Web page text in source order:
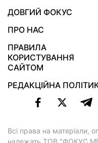
ДОВГИЙ ФОКУС
ПРО НАС
ПРАВИЛА
КОРИСТУВАННЯ
САЙТОМ
РЕДАКЦІЙНА
Всі права на матеріали,
належать ТОВ "ФОКУС